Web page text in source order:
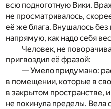
всю подноготную Вики.
не просматривалось,
её же блага. Внушалось
напрямую, как надо себя
Человек, не
пригвоздил её фразой:
— Умело придумано:
в помещении, которые в
в закрытом пространстве,
не покинула пределы. Вела